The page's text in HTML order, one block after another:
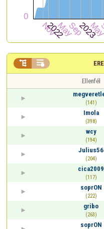
 
Ellenfél
(141)
Imola
(398)
wcy
(194)
Julius56
(204)
cica2009
(117)
soprON
(222)
gribo
(263)
soprON